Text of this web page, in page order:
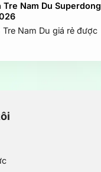
Tre Nam Du Superdong
Tre Nam Du giá rẻ được